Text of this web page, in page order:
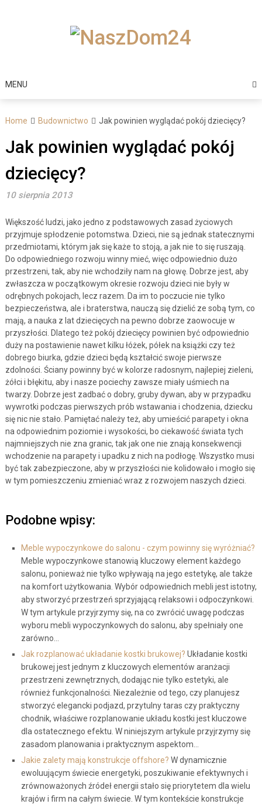
MENU
Home Budownictwo Jak powinien wyglądać pokój dziecięcy?
Jak powinien wyglądać pokój
dziecięcy?
10 sierpnia 2013
Większość ludzi, jako jedno z podstawowych zasad życiowych
przyjmuje spłodzenie potomstwa. Dzieci, nie są jednak statecznymi
przedmiotami, którym jak się każe to stoją, a jak nie to się ruszają.
Do odpowiedniego rozwoju winny mieć, więc odpowiednio dużo
przestrzeni, tak, aby nie wchodziły nam na głowę. Dobrze jest, aby
zwłaszcza w początkowym okresie rozwoju dzieci nie były w
odrębnych pokojach, lecz razem. Da im to poczucie nie tylko
bezpieczeństwa, ale i braterstwa, nauczą się dzielić ze sobą tym, co
mają, a nauka z lat dziecięcych na pewno dobrze zaowocuje w
przyszłości. Dlatego też pokój dziecięcy powinien być odpowiednio
duży na postawienie nawet kilku łóżek, półek na książki czy też
dobrego biurka, gdzie dzieci będą kształcić swoje pierwsze
zdolności. Ściany powinny być w kolorze radosnym, najlepiej zieleni,
żółci i błękitu, aby i nasze pociechy zawsze miały uśmiech na
twarzy. Dobrze jest zadbać o dobry, gruby dywan, aby w przypadku
wywrotki podczas pierwszych prób wstawania i chodzenia, dziecku
się nic nie stało. Pamiętać należy też, aby umieścić parapety i okna
na odpowiednim poziomie i wysokości, bo ciekawość świata tych
najmniejszych nie zna granic, tak jak one nie znają konsekwencji
wchodzenie na parapety i upadku z nich na podłogę. Wszystko musi
być tak zabezpieczone, aby w przyszłości nie kolidowało i mogło się
w tym pomieszczeniu zmieniać wraz z rozwojem naszych dzieci.
Podobne wpisy:
Meble wypoczynkowe do salonu - czym powinny się wyróżniać?
Meble wypoczynkowe stanowią kluczowy element każdego
salonu, ponieważ nie tylko wpływają na jego estetykę, ale także
na komfort użytkowania. Wybór odpowiednich mebli jest istotny,
aby stworzyć przestrzeń sprzyjającą relaksowi i odpoczynkowi.
W tym artykule przyjrzymy się, na co zwrócić uwagę podczas
wyboru mebli wypoczynkowych do salonu, aby spełniały one
zarówno…
Jak rozplanować układanie kostki brukowej? Układanie kostki
brukowej jest jednym z kluczowych elementów aranżacji
przestrzeni zewnętrznych, dodając nie tylko estetyki, ale
również funkcjonalności. Niezależnie od tego, czy planujesz
stworzyć elegancki podjazd, przytulny taras czy praktyczny
chodnik, właściwe rozplanowanie układu kostki jest kluczowe
dla ostatecznego efektu. W niniejszym artykule przyjrzymy się
zasadom planowania i praktycznym aspektom…
Jakie zalety mają konstrukcje offshore? W dynamicznie
ewoluującym świecie energetyki, poszukiwanie efektywnych i
zrównoważonych źródeł energii stało się priorytetem dla wielu
krajów i firm na całym świecie. W tym kontekście konstrukcje